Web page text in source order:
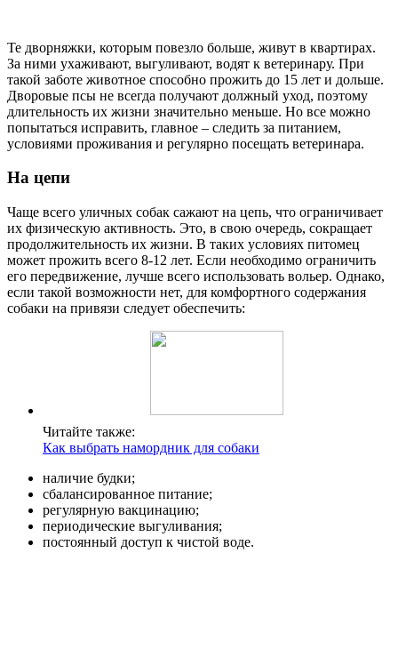
Те дворняжки, которым повезло больше, живут в квартирах.
За ними ухаживают, выгуливают, водят к ветеринару. При
такой заботе животное способно прожить до 15 лет и дольше.
Дворовые псы не всегда получают должный уход, поэтому
длительность их жизни значительно меньше. Но все можно
попытаться исправить, главное – следить за питанием,
условиями проживания и регулярно посещать ветеринара.
На цепи
Чаще всего уличных собак сажают на цепь, что ограничивает
их физическую активность. Это, в свою очередь, сокращает
продолжительность их жизни. В таких условиях питомец
может прожить всего 8-12 лет. Если необходимо ограничить
его передвижение, лучше всего использовать вольер. Однако,
если такой возможности нет, для комфортного содержания
собаки на привязи следует обеспечить:
Читайте также:
Как выбрать намордник для собаки
наличие будки;
сбалансированное питание;
регулярную вакцинацию;
периодические выгуливания;
постоянный доступ к чистой воде.